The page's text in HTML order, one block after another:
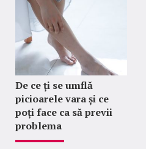
De ce ți se umflă
picioarele vara și ce
poți face ca să previi
problema